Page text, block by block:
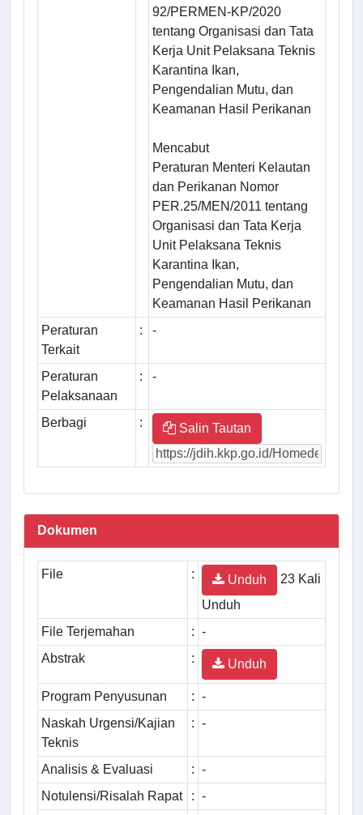
92/PERMEN-KP/2020
tentang Organisasi dan Tata
Kerja Unit Pelaksana Teknis
Karantina Ikan,
Pengendalian Mutu, dan
Keamanan Hasil Perikanan
Mencabut
Peraturan Menteri Kelautan
dan Perikanan Nomor
PER.25/MEN/2011 tentang
Organisasi dan Tata Kerja
Unit Pelaksana Teknis
Karantina Ikan,
Pengendalian Mutu, dan
Keamanan Hasil Perikanan
Peraturan
Terkait
: -
Peraturan
Pelaksanaan
: -
Berbagi : Salin Tautan
Dokumen
File : Unduh
23 Kali
Unduh
File Terjemahan
: -
Abstrak
: Unduh
Program Penyusunan : -
Naskah Urgensi/Kajian
Teknis
: -
Analisis & Evaluasi : -
Notulensi/Risalah Rapat
: -